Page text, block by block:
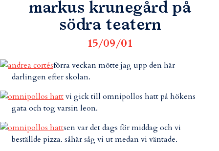
markus krunegård på
södra teatern
15/09/01
förra veckan mötte jag upp den här
darlingen efter skolan.
vi gick till omnipollos hatt på hökens
gata och tog varsin leon.
sen var det dags för middag och vi
beställde pizza. såhär såg vi ut medan vi väntade.